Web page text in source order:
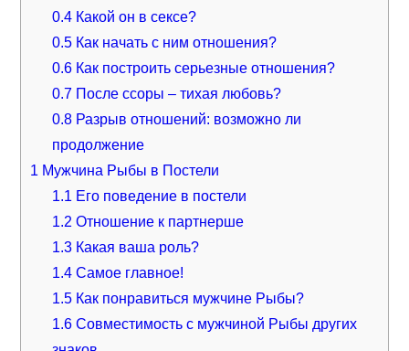
0.4Какой он в сексе?
0.5Как начать с ним отношения?
0.6Как построить серьезные отношения?
0.7После ссоры – тихая любовь?
0.8Разрыв отношений: возможно ли
продолжение
1 Мужчина Рыбы в Постели
1.1 Его поведение в постели
1.2 Отношение к партнерше
1.3Какая ваша роль?
1.4Самое главное!
1.5Как понравиться мужчине Рыбы?
1.6Совместимость с мужчиной Рыбы других